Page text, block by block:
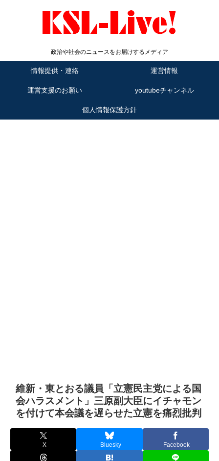
政治や社会のニュースをお届けするメディア
情報提供・連絡 運営情報
運営支援のお願い youtubeチャンネル
個人情報保護方針
維新・東とおる議員「立憲民主党による国
会ハラスメント」三原副大臣にイチャモン
を付けて本会議を遅らせた立憲を痛烈批判
X Bluesky Facebook